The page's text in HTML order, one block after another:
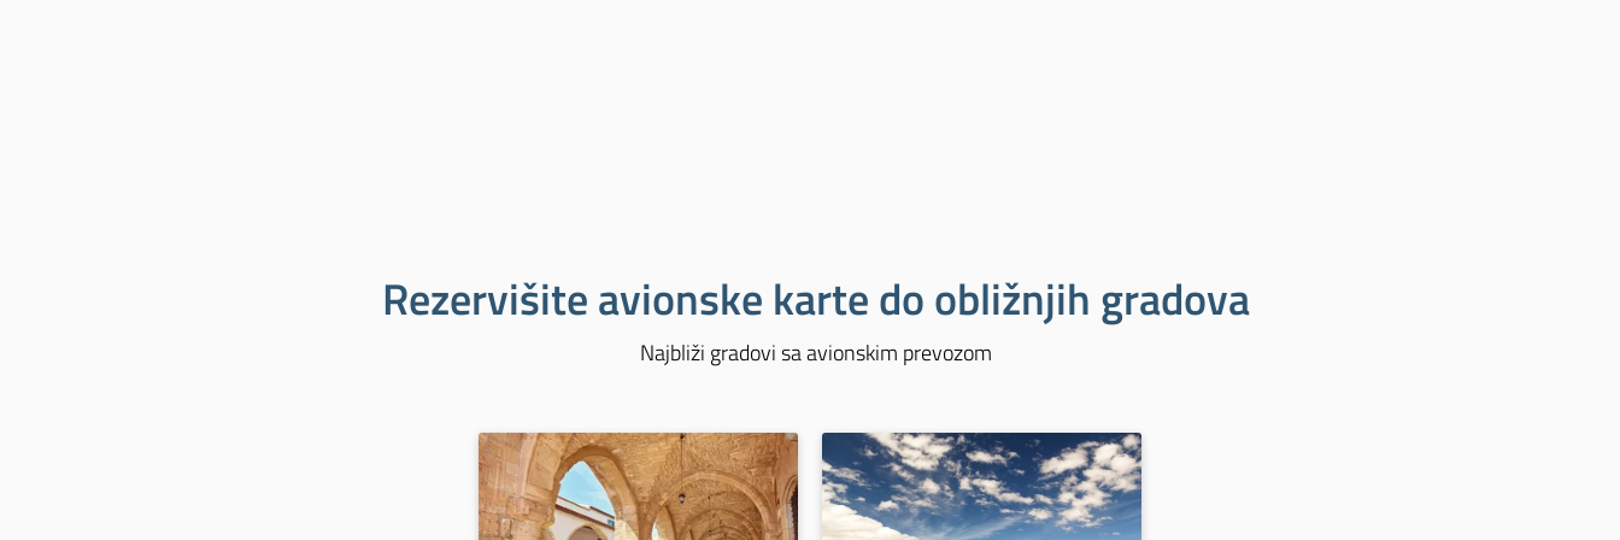
Rezervišite avionske karte do obližnjih gradova
Najbliži gradovi sa avionskim prevozom